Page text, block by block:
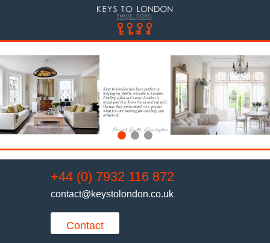
1 2 3
+44 (0) 7932 116 872
contact@keystolondon.co.uk
Contact